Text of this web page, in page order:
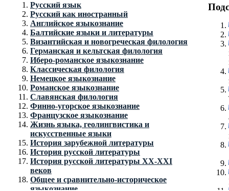
Русский язык
Русский как иностранный
Английское языкознание
Балтийские языки и литературы
Византийская и новогреческая филология
Германская и кельтская филология
Иберо-романское языкознание
Классическая филология
Немецкое языкознание
Романское языкознание
Славянская филология
Финно-угорское языкознание
Французское языкознание
Жизнь языка, геолингвистика и
искусственные языки
История зарубежной литературы
История русской литературы
История русской литературы ХХ-XXI
веков
Общее и сравнительно-историческое
языкознание